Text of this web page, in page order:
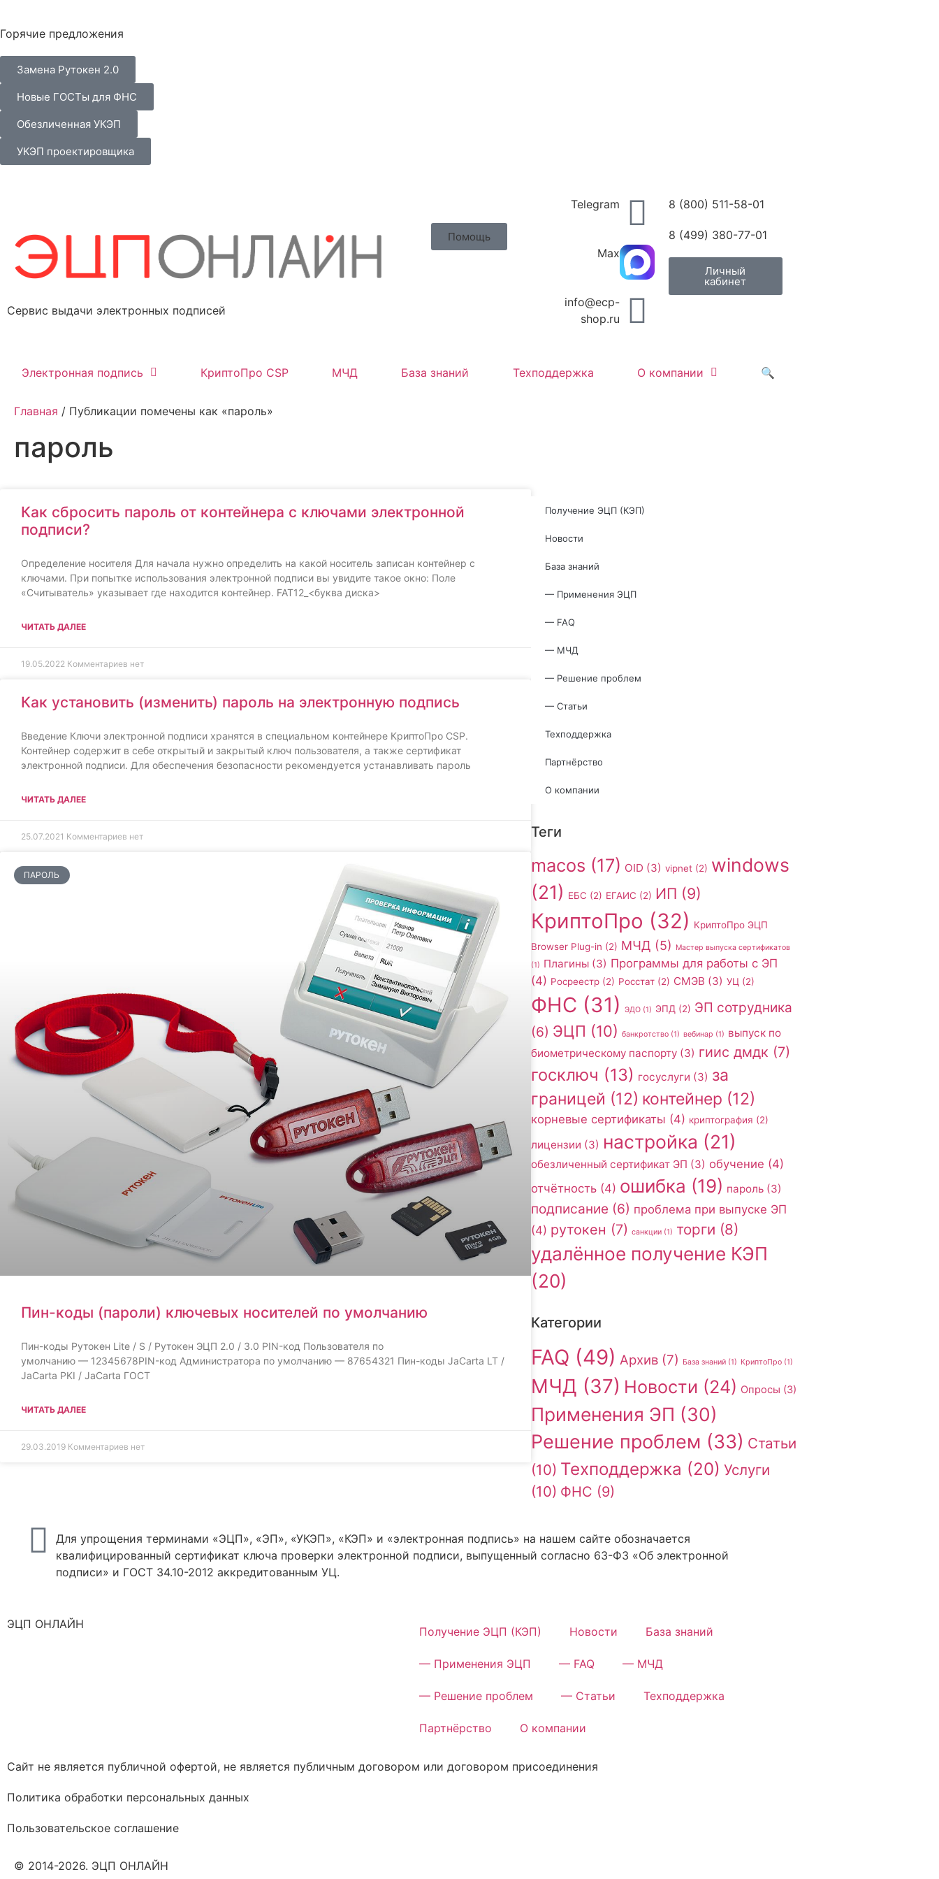
Горячие предложения
Замена Рутокен 2.0
Новые ГОСТы для ФНС
Обезличенная УКЭП
УКЭП проектировщика
Сервис выдачи электронных подписей
Помощь
Telegram
Max
info@ecp-
shop.ru
8 (800) 511-58-01
8 (499) 380-77-01
Личный
кабинет
Электронная подпись КриптоПро CSP МЧД База знаний Техподдержка О компании 🔍
Главная / Публикации помечены как «пароль»
пароль
Как сбросить пароль от контейнера с ключами электронной
подписи?
Определение носителя Для начала нужно определить на какой носитель записан контейнер с
ключами. При попытке использования электронной подписи вы увидите такое окно: Поле
«Считыватель» указывает где находится контейнер. FAT12_<буква диска>
ЧИТАТЬ ДАЛЕЕ
19.05.2022 Комментариев нет
Как установить (изменить) пароль на электронную подпись
Введение Ключи электронной подписи хранятся в специальном контейнере КриптоПро CSP.
Контейнер содержит в себе открытый и закрытый ключ пользователя, а также сертификат
электронной подписи. Для обеспечения безопасности рекомендуется устанавливать пароль
ЧИТАТЬ ДАЛЕЕ
25.07.2021 Комментариев нет
ПАРОЛЬ
Пин-коды (пароли) ключевых носителей по умолчанию
Пин-коды Рутокен Lite / S / Рутокен ЭЦП 2.0 / 3.0 PIN-код Пользователя по
умолчанию — 12345678PIN-код Администратора по умолчанию — 87654321 Пин-коды JaCarta LT /
JaCarta PKI / JaCarta ГОСТ
ЧИТАТЬ ДАЛЕЕ
29.03.2019 Комментариев нет
Получение ЭЦП (КЭП)
Новости
База знаний
— Применения ЭЦП
— FAQ
— МЧД
— Решение проблем
— Статьи
Техподдержка
Партнёрство
О компании
Теги
macos (17) OID (3) vipnet(2) windows
(21) ЕБС (2) ЕГАИС (2) ИП (9)
КриптоПро (32) КриптоПро ЭЦП
Browser Plug-in (2) МЧД (5)
Мастер выпуска сертификатов
(1) Плагины(3) Программы для работы с ЭП
(4) Росреестр(2) Росстат(2) СМЭВ (3) УЦ (2)
ФНС (31) ЭДО(1) ЭПД (2) ЭП сотрудника
(6) ЭЦП (10) банкротство(1) вебинар (1) выпуск по
биометрическому паспорту(3) гиис дмдк (7)
госключ (13) госуслуги (3) за
границей (12) контейнер (12)
корневые сертификаты (4) криптография (2)
лицензии (3) настройка (21)
обезличенный сертификат ЭП (3) обучение (4)
отчётность(4) ошибка (19) пароль(3)
подписание (6) проблема при выпуске ЭП
(4) рутокен (7) санкции(1) торги (8)
удалённое получение КЭП
(20)
Категории
FAQ (49) Архив(7) База знаний(1) КриптоПро(1)
МЧД (37) Новости (24) Опросы (3)
Применения ЭП (30)
Решение проблем (33) Статьи
(10) Техподдержка (20) Услуги
(10) ФНС (9)
Для упрощения терминами «ЭЦП», «ЭП», «УКЭП», «КЭП» и «электронная подпись» на нашем сайте обозначается
квалифицированный сертификат ключа проверки электронной подписи, выпущенный согласно 63-ФЗ «Об электронной
подписи» и ГОСТ 34.10-2012 аккредитованным УЦ.
ЭЦП ОНЛАЙН
Получение ЭЦП (КЭП) Новости База знаний
— Применения ЭЦП — FAQ — МЧД
— Решение проблем — Статьи Техподдержка
Партнёрство О компании
Сайт не является публичной офертой, не является публичным договором или договором присоединения
Политика обработки персональных данных
Пользовательское соглашение
© 2014-2026. ЭЦП ОНЛАЙН